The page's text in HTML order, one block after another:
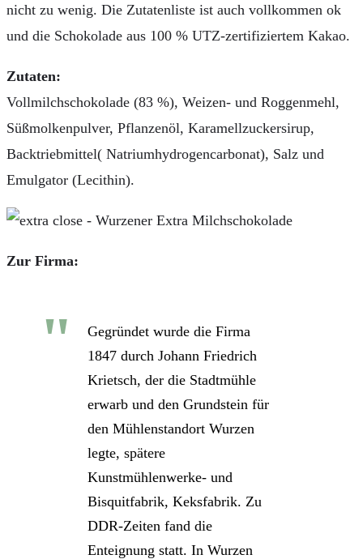
nicht zu wenig. Die Zutatenliste ist auch vollkommen ok
und die Schokolade aus 100 % UTZ-zertifiziertem Kakao.
Zutaten:
Vollmilchschokolade (83 %), Weizen- und Roggenmehl,
Süßmolkenpulver, Pflanzenöl, Karamellzuckersirup,
Backtriebmittel( Natriumhydrogencarbonat), Salz und
Emulgator (Lecithin).
Zur Firma:
Gegründet wurde die Firma
1847 durch Johann Friedrich
Krietsch, der die Stadtmühle
erwarb und den Grundstein für
den Mühlenstandort Wurzen
legte, spätere
Kunstmühlenwerke- und
Bisquitfabrik, Keksfabrik. Zu
DDR-Zeiten fand die
Enteignung statt. In Wurzen